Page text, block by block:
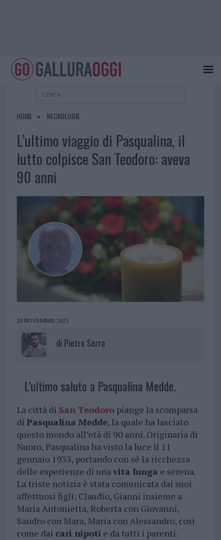
HOME NECROLOGIE
L’ultimo viaggio di Pasqualina, il
lutto colpisce San Teodoro: aveva
90 anni
20 NOVEMBRE 2023
di Pietro Serra
L’ultimo saluto a Pasqualina Medde.
La città di San Teodoropiange la scomparsa
di Pasqualina Medde, la quale ha lasciato
questo mondo all’età di 90 anni. Originaria di
Nuoro, Pasqualina ha visto la luce il 11
gennaio 1933, portando con sé la ricchezza
delle esperienze di unavita lunga e serena.
La triste notizia è stata comunicata dai suoi
affettuosi figli: Claudio, Gianni insieme a
Maria Antonietta, Roberta con Giovanni,
Sandro con Mara, Maria con Alessandro, così
come dai cari nipoti e da tutti i parenti.